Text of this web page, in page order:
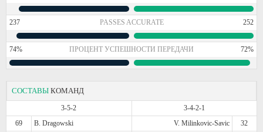
237 PASSES ACCURATE 252
74% ПРОЦЕНТ УСПЕШНОСТИ ПЕРЕДАЧИ 72%
СОСТАВЫ КОМАНД
3-5-2
3-4-2-1
69
B. Dragowski V. Milinkovic-Savic
32